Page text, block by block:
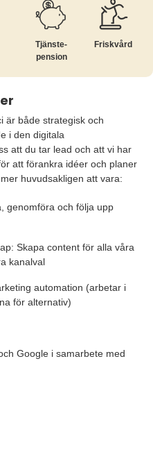
Tjänste­
pension
Friskvård
är både strategisk och
i den digitala
att du tar lead och att vi har
att förankra idéer och planer
huvudsakligen att vara:
genomföra och följa upp
Skapa content för alla våra
kanalval
automation (arbetar i
för alternativ)
Google i samarbete med